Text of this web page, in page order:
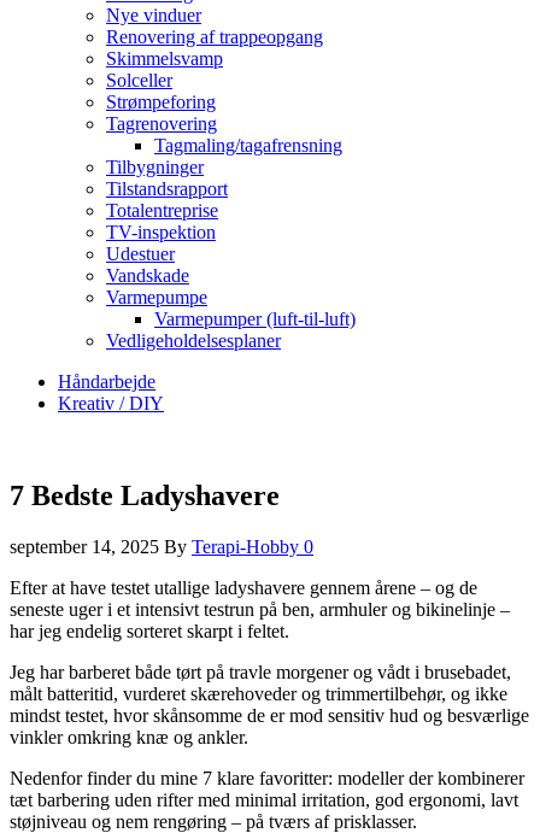
Nye vinduer
Renovering af trappeopgang
Skimmelsvamp
Solceller
Strømpeforing
Tagrenovering
Tagmaling/tagafrensning
Tilbygninger
Tilstandsrapport
Totalentreprise
TV-inspektion
Udestuer
Vandskade
Varmepumpe
Varmepumper (luft-til-luft)
Vedligeholdelsesplaner
Håndarbejde
Kreativ / DIY
7 Bedste Ladyshavere
september 14, 2025 By Terapi-Hobby 0
Efter at have testet utallige ladyshavere gennem årene – og de
seneste uger i et intensivt testrun på ben, armhuler og bikinelinje –
har jeg endelig sorteret skarpt i feltet.
Jeg har barberet både tørt på travle morgener og vådt i brusebadet,
målt batteritid, vurderet skærehoveder og trimmertilbehør, og ikke
mindst testet, hvor skånsomme de er mod sensitiv hud og besværlige
vinkler omkring knæ og ankler.
Nedenfor finder du mine 7 klare favoritter: modeller der kombinerer
tæt barbering uden rifter med minimal irritation, god ergonomi, lavt
støjniveau og nem rengøring – på tværs af prisklasser.